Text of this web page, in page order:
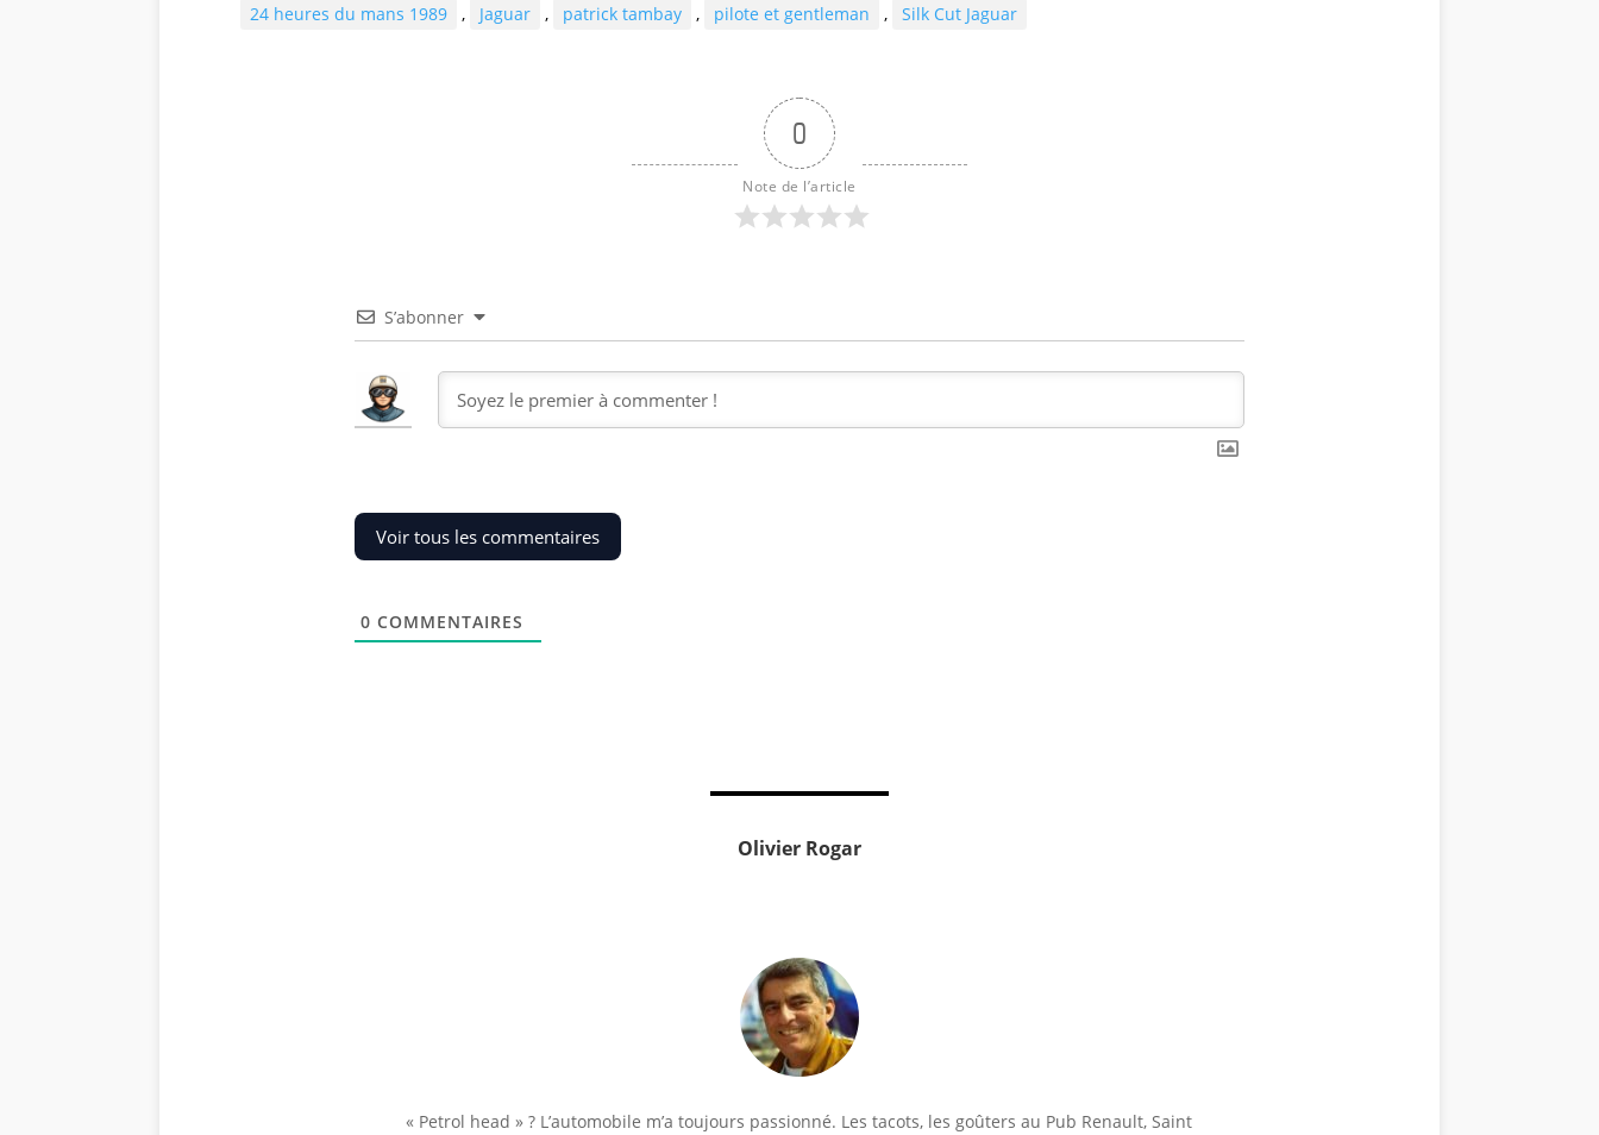
24 heures du mans 1989 , Jaguar , patrick tambay , pilote et gentleman , Silk Cut Jaguar
0
Note de l’article
S’abonner
Voir tous les commentaires
0 COMMENTAIRES
Olivier Rogar
« Petrol head » ? L’automobile m’a toujours passionné. Les tacots, les goûters au Pub Renault, Saint